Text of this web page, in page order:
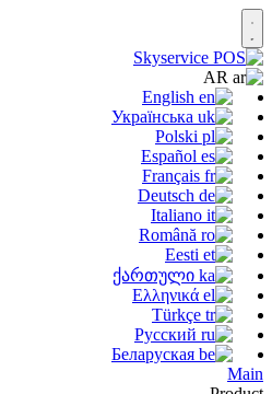
English
Українська
Polski
Español
Français
Deutsch
Italiano
Română
Eesti
ქართული
Ελληνικά
Türkçe
Русский
Беларуская
Main